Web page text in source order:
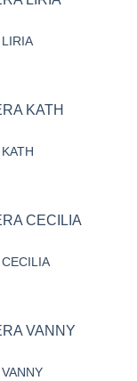
CECILIA